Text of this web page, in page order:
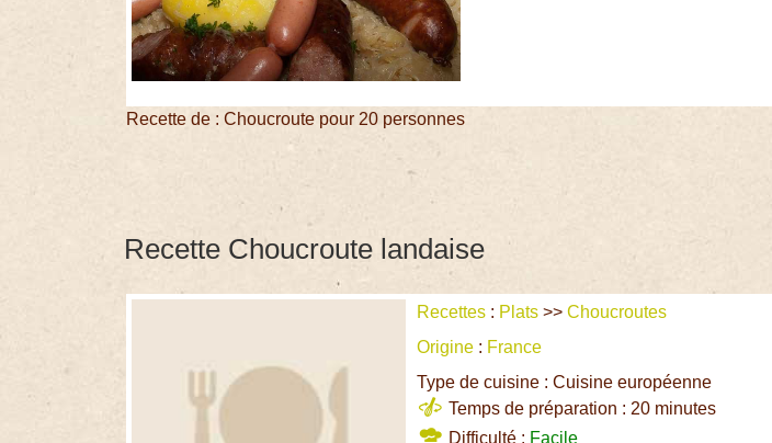
Recette de : Choucroute pour 20 personnes
Recette Choucroute landaise
Recettes : Plats >>Choucroutes
Origine : France
Type de cuisine : Cuisine européenne
Temps de préparation : 20 minutes
Difficulté : Facile